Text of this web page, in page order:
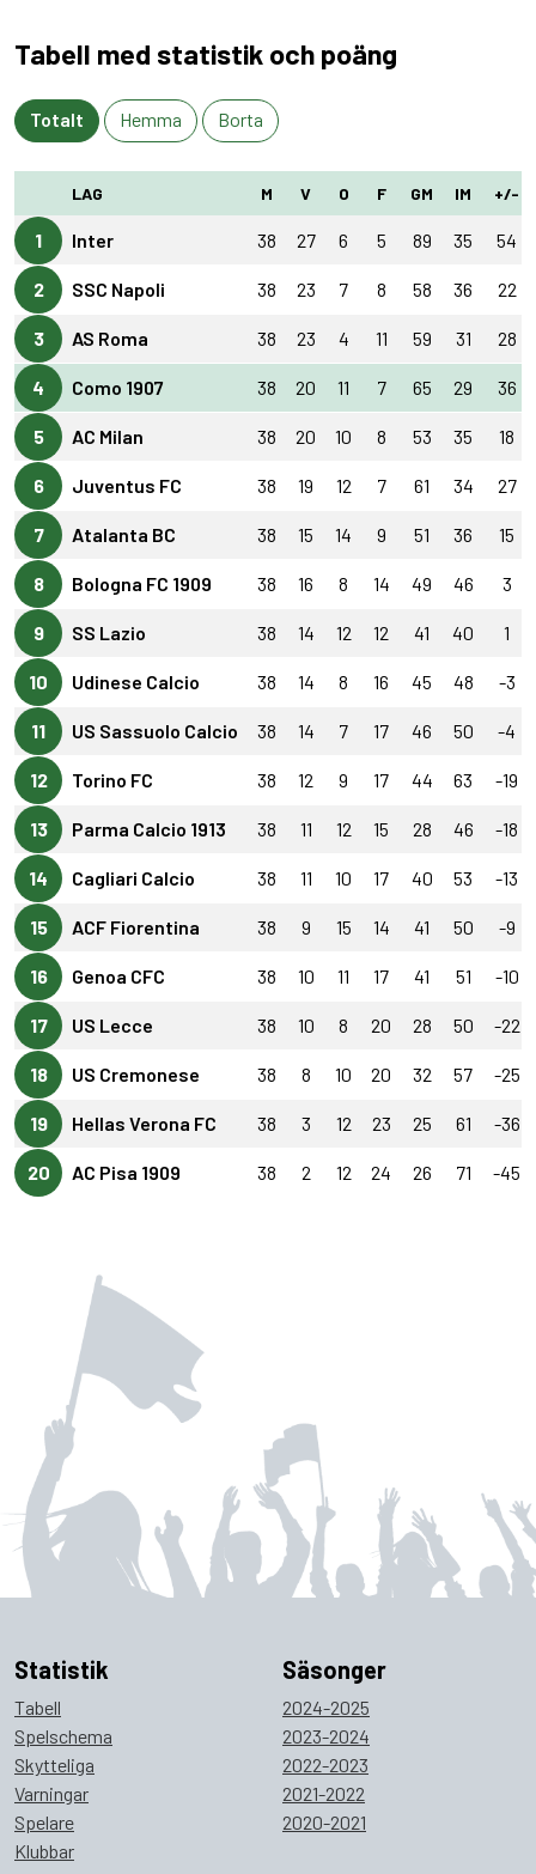
Tabell med statistik och poäng
Totalt Hemma Borta
LAG M V O F GM IM +/-
1 Inter 38 27 6 5 89 35 54
2 SSC Napoli 38 23 7 8 58 36 22
3 AS Roma 38 23 4 11 59 31 28
4 Como 1907 38 20 11 7 65 29 36
5 AC Milan 38 20 10 8 53 35 18
6 Juventus FC 38 19 12 7 61 34 27
7 Atalanta BC 38 15 14 9 51 36 15
8 Bologna FC 1909 38 16 8 14 49 46 3
9 SS Lazio 38 14 12 12 41 40 1
10 Udinese Calcio 38 14 8 16 45 48 -3
11 US Sassuolo Calcio 38 14 7 17 46 50 -4
12 Torino FC 38 12 9 17 44 63 -19
13 Parma Calcio 1913 38 11 12 15 28 46 -18
14 Cagliari Calcio 38 11 10 17 40 53 -13
15 ACF Fiorentina 38 9 15 14 41 50 -9
16 Genoa CFC 38 10 11 17 41 51 -10
17 US Lecce 38 10 8 20 28 50 -22
18 US Cremonese 38 8 10 20 32 57 -25
19 Hellas Verona FC 38 3 12 23 25 61 -36
20 AC Pisa 1909 38 2 12 24 26 71 -45
Statistik
Tabell
Spelschema
Skytteliga
Varningar
Spelare
Klubbar
Säsonger
2024-2025
2023-2024
2022-2023
2021-2022
2020-2021